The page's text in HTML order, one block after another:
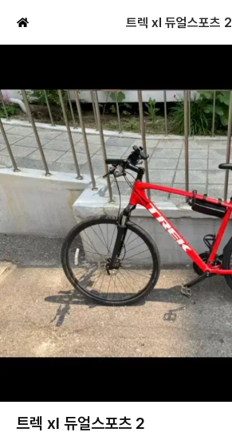
트렉 xl 듀얼스포츠 2
트렉 xl 듀얼스포츠 2